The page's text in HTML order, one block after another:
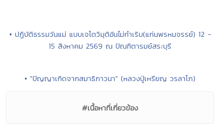
• ปฏิบัติธรรมวันแม่ แบบเจโตวิมุติอันไม่กำเริบ(แก่นพรหมจรรย์) 12 -
15 สิงหาคม 2569 ณ ปัณฑิตารมย์สระบุรี
• "ปัญญาเกิดจากสมาธิภาวนา" (หลวงปู่เหรียญ วรลาโภ)
#เนื้อหาที่เกี่ยวข้อง